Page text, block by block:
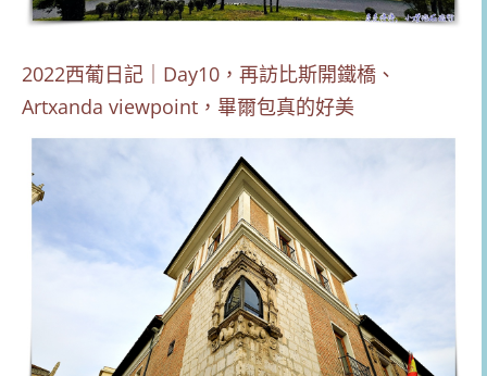
2022西葡日記｜Day10，再訪比斯開鐵橋、
Artxanda viewpoint，畢爾包真的好美